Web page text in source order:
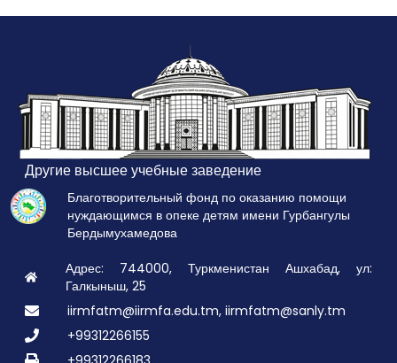
Другие высшее учебные заведение
Благотворительный фонд по оказанию помощи
нуждающимся в опеке детям имени Гурбангулы
Бердымухамедова
Адрес: 744000, Туркменистан Ашхабад, ул:
Галкыныш, 25
iirmfatm@iirmfa.edu.tm, iirmfatm@sanly.tm
+99312266155